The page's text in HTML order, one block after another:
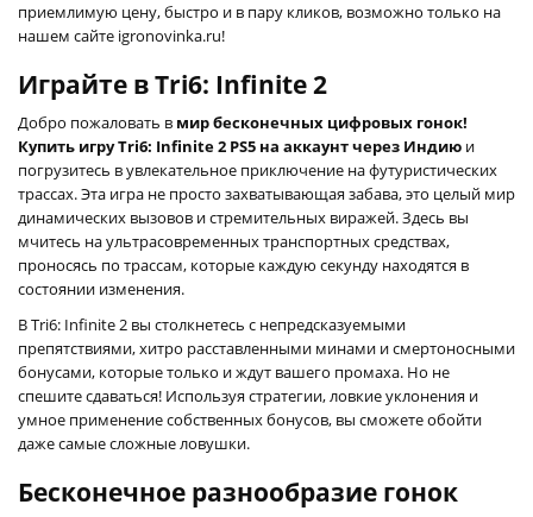
приемлимую цену, быстро и в пару кликов, возможно только на
нашем сайте igronovinka.ru!
Играйте в Tri6: Infinite 2
Добро пожаловать в мир бесконечных цифровых гонок!
Купить игру Tri6: Infinite 2 PS5 на аккаунт через Индию и
погрузитесь в увлекательное приключение на футуристических
трассах. Эта игра не просто захватывающая забава, это целый мир
динамических вызовов и стремительных виражей. Здесь вы
мчитесь на ультрасовременных транспортных средствах,
проносясь по трассам, которые каждую секунду находятся в
состоянии изменения.
В Tri6: Infinite 2 вы столкнетесь с непредсказуемыми
препятствиями, хитро расставленными минами и смертоносными
бонусами, которые только и ждут вашего промаха. Но не
спешите сдаваться! Используя стратегии, ловкие уклонения и
умное применение собственных бонусов, вы сможете обойти
даже самые сложные ловушки.
Бесконечное разнообразие гонок